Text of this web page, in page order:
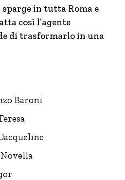
sparge in tutta Roma e
così l’agente
di trasformarlo in una
Baroni